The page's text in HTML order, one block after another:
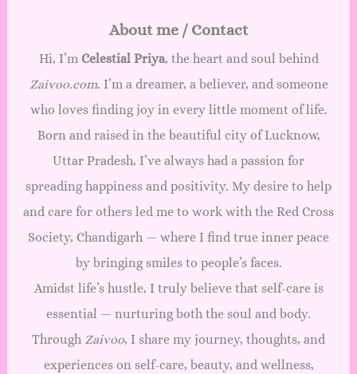
About me / Contact
Hi, I’m Celestial Priya, the heart and soul behind
Zaivoo.com. I’m a dreamer, a believer, and someone
who loves finding joy in every little moment of life.
Born and raised in the beautiful city of Lucknow,
Uttar Pradesh, I’ve always had a passion for
spreading happiness and positivity. My desire to help
and care for others led me to work with the Red Cross
Society, Chandigarh — where I find true inner peace
by bringing smiles to people’s faces.
Amidst life’s hustle, I truly believe that self-care is
essential — nurturing both the soul and body.
Through Zaivoo, I share my journey, thoughts, and
experiences on self-care, beauty, and wellness,